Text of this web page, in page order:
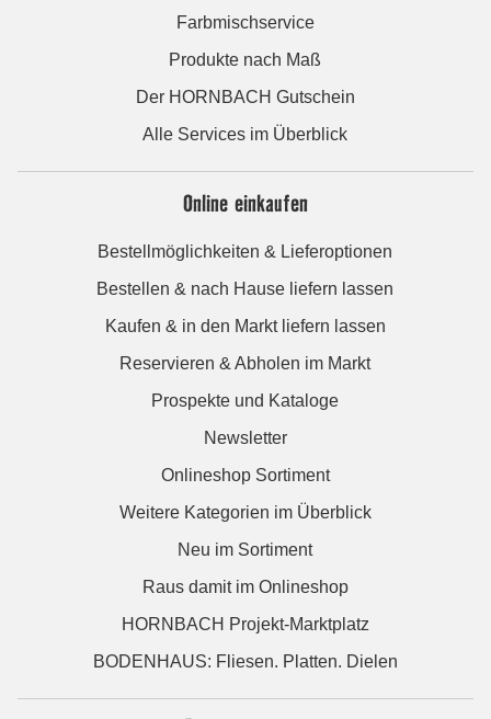
Farbmischservice
Produkte nach Maß
Der HORNBACH Gutschein
Alle Services im Überblick
Online einkaufen
Bestellmöglichkeiten & Lieferoptionen
Bestellen & nach Hause liefern lassen
Kaufen & in den Markt liefern lassen
Reservieren & Abholen im Markt
Prospekte und Kataloge
Newsletter
Onlineshop Sortiment
Weitere Kategorien im Überblick
Neu im Sortiment
Raus damit im Onlineshop
HORNBACH Projekt-Marktplatz
BODENHAUS: Fliesen. Platten. Dielen